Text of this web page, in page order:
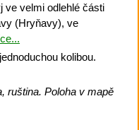
ve velmi odlehlé části
(Hryňavy), ve
kolibou.
ruština. Poloha v mapě